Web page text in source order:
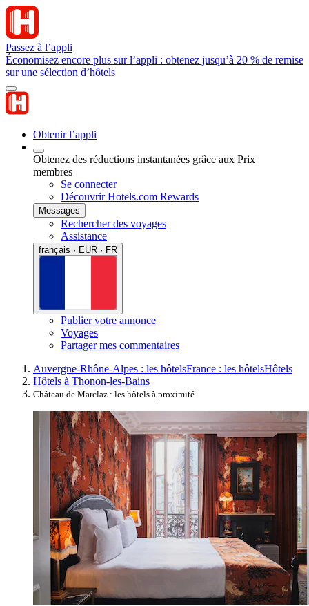
Passez à l’appli
Économisez encore plus sur l’appli : obtenez jusqu’à 20 % de remise
sur une sélection d’hôtels
Obtenir l’appli
Obtenez des réductions instantanées grâce aux Prix
membres
Se connecter
Découvrir Hotels.com Rewards
Messages
Rechercher des voyages
Assistance
français · EUR · FR
Publier votre annonce
Voyages
Partager mes commentaires
Auvergne-Rhône-Alpes : les hôtelsFrance : les hôtelsHôtels
Hôtels à Thonon-les-Bains
Château de Marclaz : les hôtels à proximité